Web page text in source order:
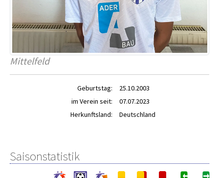
Mittelfeld
Geburtstag:
25.10.2003
im Verein seit:
07.07.2023
Herkunftsland:
Deutschland
Saisonstatistik